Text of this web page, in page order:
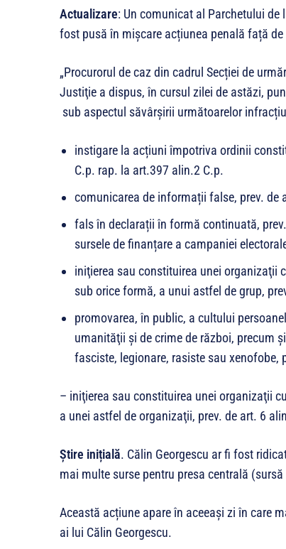
Actualizare: Un comunicat al Parchetului
fost pusă în mișcare acțiunea penală față
„Procurorul de caz din cadrul Secției de
Justiţie a dispus, în cursul zilei de astăzi,
sub aspectul săvârșirii următoarelor
instigare la acțiuni împotriva ordinii
C.p. rap. la art.397 alin.2 C.p.
comunicarea de informații false, prev. de
fals în declarații în formă continuată,
sursele de finanțare a campaniei
iniţierea sau constituirea unei organizaţii
sub orice formă, a unui astfel de grup,
promovarea, în public, a cultului
umanităţii şi de crime de război, precum
fasciste, legionare, rasiste sau xenofobe,
– iniţierea sau constituirea unei organizaţii
a unei astfel de organizaţii, prev. de art. 6
Știre inițială. Călin Georgescu ar fi fost
mai multe surse pentru presa centrală (sursă
Această acțiune apare în aceeași zi în care
ai lui Călin Georgescu.